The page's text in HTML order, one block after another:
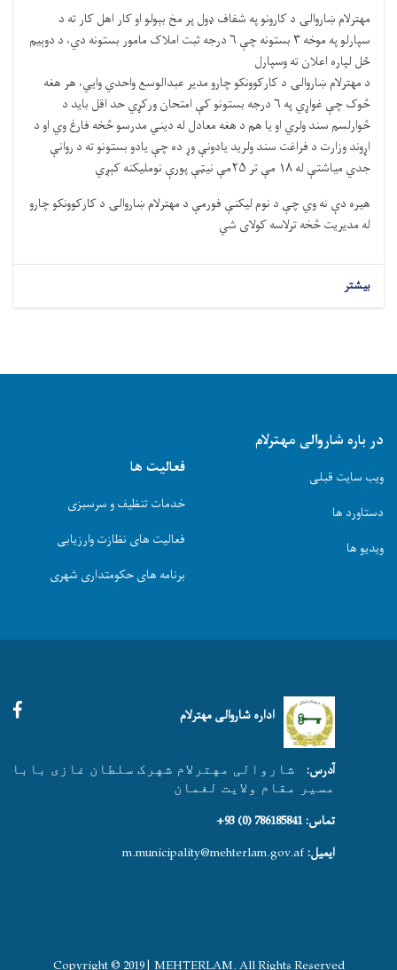
مهترلام ښاروالۍ د کارونو په شفاف ډول پر مخ بېولو او کار اهل کار ته د
سپارلو په موخه ۳ بستونه چې ۶ درجه ثبت املاک مامور بستونه دي، د دوېیم
ځل لپاره اعلان ته وسپارل
د مهترلام ښاروالۍ د کارکوونکو چارو مدیر عبدالوسع واحدي وايي، هر هغه
څوک چې غواړي په ۶ درجه بستونو کې امتحان ورکړي حد اقل باید د
څوارلسم سند ولري او یا هم د هغه معادل له دیني مدرسو څخه فارغ وي او د
اړوند وزارت د فراغت سند ولريد یادونې وړ ده چې یادو بستونو ته د روانې
جدي میاشتې له ۱۸ مې تر ۲۵مې نیټې پورې نوملیکنه کېږي
هیره دې نه وي چې د نوم لیکنې فورمې د مهترلام ښاروالۍ د کارکوونکو چارو
له مدیریت څخه ترلاسه کولای شي
بیشتر
در باره شاروالی مهترلام
ویب سایت قبلی
دستاورد ها
ویدیو ها
فعالیت ها
خدمات تنظیف و سرسبزی
فعالیت های نظازت وارزیابی
برنامه های حکومتداری شهری
اداره شاروالی مهترلام
آدرس:
شاروالی مهترلام شهرک سلطان غازی بابا
مسیر مقام ولایت لغمان
تماس: 786185841 (0) 93+
ایمیل: